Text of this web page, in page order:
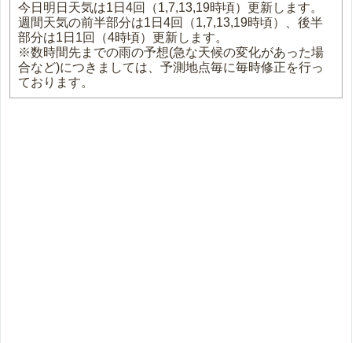
今日明日天気は1日4回（1,7,13,19時頃）更新します。
週間天気の前半部分は1日4回（1,7,13,19時頃）、後半
部分は1日1回（4時頃）更新します。
※数時間先までの雨の予想(急な天候の変化があった場
合など)につきましては、予測地点毎に毎時修正を行っ
ております。